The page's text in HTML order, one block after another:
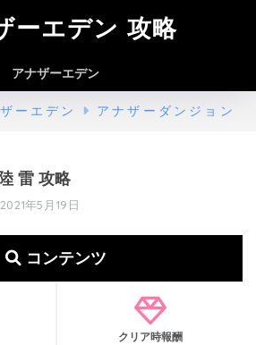
ーエデン 攻略
アナザーエデン
ーエデン アナザーダンジョン
雷 攻略
2021年5月19日
コンテンツ
クリア時報酬